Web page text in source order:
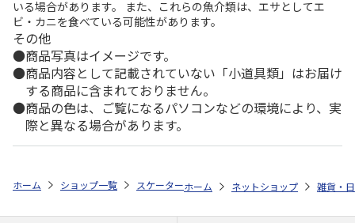
いる場合があります。 また、これらの魚介類は、エサとしてエ
ビ・カニを食べている可能性があります。
その他
商品写真はイメージです。
商品内容として記載されていない「小道具類」はお届け
する商品に含まれておりません。
商品の色は、ご覧になるパソコンなどの環境により、実
際と異なる場合があります。
ホーム ショップ一覧 スケーター 不織布子供マスク プリーツ 25枚
ホーム ネットショップ 雑貨・